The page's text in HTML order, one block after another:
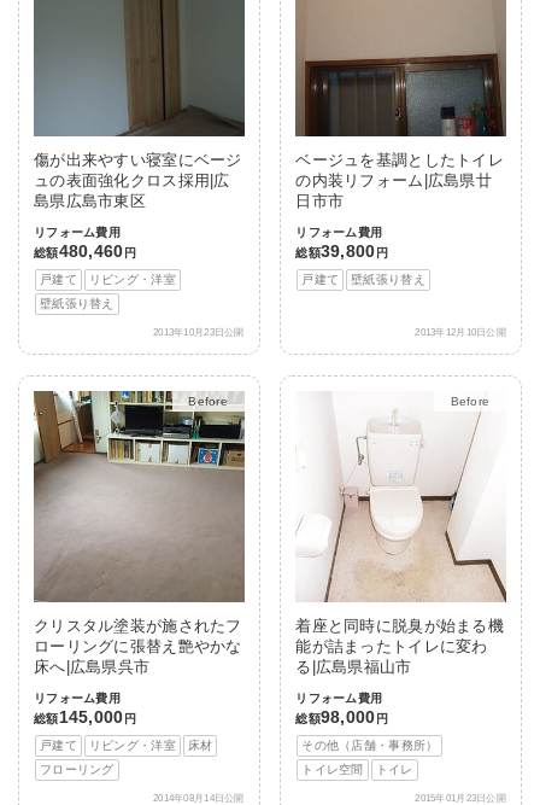
傷が出来やすい寝室にベージ
ュの表面強化クロス採用|広
島県広島市東区
リフォーム費用
総額480,460 円
戸建て
リビング・洋室
壁紙張り替え
2013年10月23日公開
ベージュを基調としたトイレ
の内装リフォーム|広島県廿
日市市
リフォーム費用
総額39,800 円
戸建て
壁紙張り替え
2013年12月10日公開
After
クリスタル塗装が施されたフ
ローリングに張替え艶やかな
床へ|広島県呉市
リフォーム費用
総額145,000 円
戸建て
リビング・洋室
床材
フローリング
2014年08月14日公開
After
着座と同時に脱臭が始まる機
能が詰まったトイレに変わ
る|広島県福山市
リフォーム費用
総額98,000 円
その他（店舗・事務所）
トイレ空間
トイレ
2015年01月23日公開